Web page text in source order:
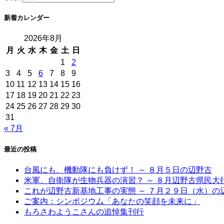
新着カレンダー
2026年8月
月
火 水 木 金 土
日
1
2
3
4 5 6 7 8
9
10 11 12 13 14 15 16
17 18 19 20 21 22 23
24 25 26 27 28 29 30
31
« 7月
最近の投稿
台風にも、機動隊にも負けず！ ～ ８月５日の辺野古
米軍、自衛隊が生物兵器の演習？ ～ ８月辺野古県民
これが辺野古新基地工事の実態 ～ ７月２９日（水）の
ご案内：シンポジウム「あなたの笑顔を未来に」
もろさわようこさんの追悼集刊行